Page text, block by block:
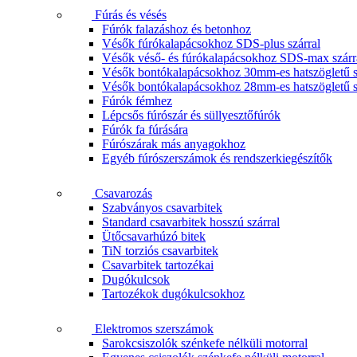
Fúrás és vésés
Fúrók falazáshoz és betonhoz
Vésők fúrókalapácsokhoz SDS-plus szárral
Vésők véső- és fúrókalapácsokhoz SDS-max
Vésők bontókalapácsokhoz 30mm-es hatszögletű
Vésők bontókalapácsokhoz 28mm-es hatszögletű
Fúrók fémhez
Lépcsős fúrószár és süllyesztőfúrók
Fúrók fa fúrására
Fúrószárak más anyagokhoz
Egyéb fúrószerszámok és rendszerkiegészítők
Csavarozás
Szabványos csavarbitek
Standard csavarbitek hosszú szárral
Ütőcsavarhúzó bitek
TiN torziós csavarbitek
Csavarbitek tartozékai
Dugókulcsok
Tartozékok dugókulcsokhoz
Elektromos szerszámok
Sarokcsiszolók szénkefe nélküli motorral